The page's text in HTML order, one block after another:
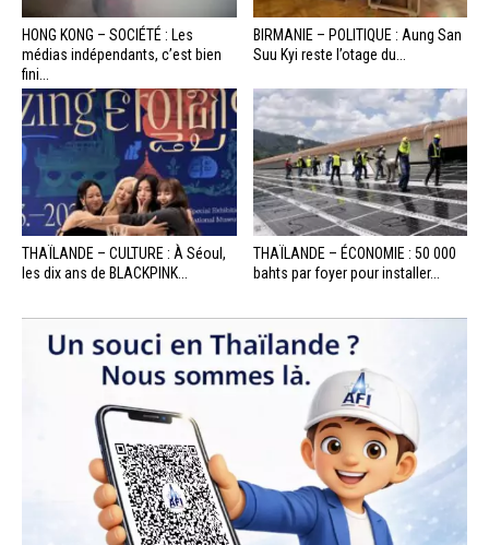
HONG KONG – SOCIÉTÉ : Les
médias indépendants, c’est bien
fini...
BIRMANIE – POLITIQUE : Aung San
Suu Kyi reste l’otage du...
THAÏLANDE – CULTURE : À Séoul,
les dix ans de BLACKPINK...
THAÏLANDE – ÉCONOMIE : 50 000
bahts par foyer pour installer...